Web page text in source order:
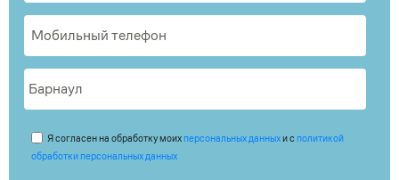
Я согласен на обработку моих персональных данныхи с политикой
обработки персональных данных